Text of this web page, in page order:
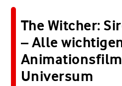
The Witcher:
– Alle
Universum